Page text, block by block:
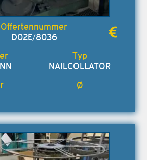
D02E/8036
NAILCOLLATOR